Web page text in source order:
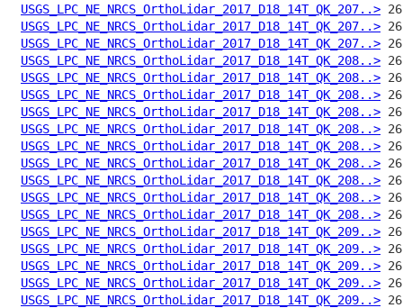
USGS_LPC_NE_NRCS_OrthoLidar_2017_D18_14T_QK_207..>
USGS_LPC_NE_NRCS_OrthoLidar_2017_D18_14T_QK_207..>
USGS_LPC_NE_NRCS_OrthoLidar_2017_D18_14T_QK_207..>
USGS_LPC_NE_NRCS_OrthoLidar_2017_D18_14T_QK_208..>
USGS_LPC_NE_NRCS_OrthoLidar_2017_D18_14T_QK_208..>
USGS_LPC_NE_NRCS_OrthoLidar_2017_D18_14T_QK_208..>
USGS_LPC_NE_NRCS_OrthoLidar_2017_D18_14T_QK_208..>
USGS_LPC_NE_NRCS_OrthoLidar_2017_D18_14T_QK_208..>
USGS_LPC_NE_NRCS_OrthoLidar_2017_D18_14T_QK_208..>
USGS_LPC_NE_NRCS_OrthoLidar_2017_D18_14T_QK_208..>
USGS_LPC_NE_NRCS_OrthoLidar_2017_D18_14T_QK_208..>
USGS_LPC_NE_NRCS_OrthoLidar_2017_D18_14T_QK_208..>
USGS_LPC_NE_NRCS_OrthoLidar_2017_D18_14T_QK_208..>
USGS_LPC_NE_NRCS_OrthoLidar_2017_D18_14T_QK_209..>
USGS_LPC_NE_NRCS_OrthoLidar_2017_D18_14T_QK_209..>
USGS_LPC_NE_NRCS_OrthoLidar_2017_D18_14T_QK_209..>
USGS_LPC_NE_NRCS_OrthoLidar_2017_D18_14T_QK_209..>
USGS_LPC_NE_NRCS_OrthoLidar_2017_D18_14T_QK_209..>